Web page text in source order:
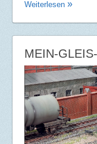
Weiterlesen
MEIN-